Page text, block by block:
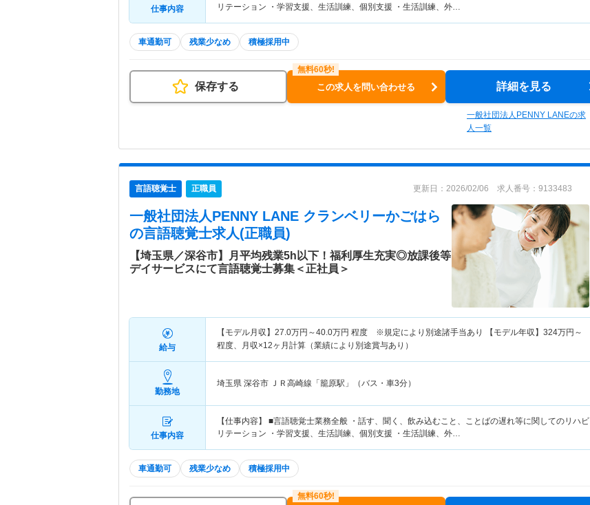
仕事内容
リテーション ・学習支援、生活訓練、個別支援 ・生活訓練、外…
車通勤可 残業少なめ 積極採用中
保存する この求人を問い合わせる 詳細を見る
一般社団法人PENNY LANEの求
人一覧
言語聴覚士 正職員 更新日：2026/02/06 求人番号：9133483
一般社団法人PENNY LANE クランベリーかごはら
の言語聴覚士求人(正職員)
【埼玉県／深谷市】月平均残業5h以下！福利厚生充実◎放課後等
デイサービスにて言語聴覚士募集＜正社員＞
給与
【モデル月収】 27.0万円～40.0万円 程度 ※規定により別途諸手当あり 【モデル年収】 324万円～
程度、月収×12ヶ月計算（業績により別途賞与あり）
勤務地
埼玉県 深谷市 ＪＲ高崎線「籠原駅」（バス・車3分）
仕事内容
【仕事内容】 ■言語聴覚士業務全般 ・話す、聞く、飲み込むこと、ことばの遅れ等に関してのリハビ
リテーション ・学習支援、生活訓練、個別支援 ・生活訓練、外…
車通勤可 残業少なめ 積極採用中